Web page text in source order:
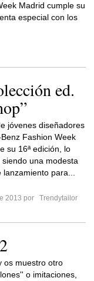
Madrid cumple su
especial con los
ed.
jóvenes diseñadores
Fashion Week
su 16ª edición, lo
una modesta
para...
2013 por
Trendytailor
os muestro otro
o imitaciones,